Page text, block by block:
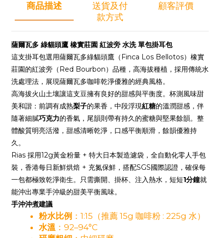
商品描述
送貨及付
款方式
顧客評價
薩爾瓦多 綠貓頭鷹 橡實莊園 紅波旁 水洗 單包掛耳包
這支掛耳包選用薩爾瓦多綠貓頭鷹（Finca Los Bellotos）橡實
莊園的紅波旁（Red Bourbon）品種，高海拔種植，採用傳統水
洗處理法，展現薩爾瓦多咖啡乾淨優雅的經典風格。
高海拔火山土壤讓這支豆擁有良好的甜感與平衡度。杯測風味甜
美和諧：前調有成熟梨子的果香，中段浮現紅糖的溫潤甜感，伴
隨著細膩巧克力的香氣，尾韻則帶有持久的蜜糖與堅果餘韻。整
體酸質明亮活潑，甜感清晰乾淨，口感平衡順滑，餘韻優雅持
久。
Rias 採用12g黃金粉量 + 特大日本製造濾袋，全自動化零人手包
裝，香港每日新鮮烘焙 + 充氮保鮮，搭配SGS國際認證，確保每
一包都極致乾淨衛生。只需撕開、掛杯、注入熱水，短短1分鐘就
能沖出專業手沖級的甜美平衡風味。
手沖沖煮建議
粉水比例 ：1:15（推薦 15g 咖啡粉 : 225g 水）
水溫 ：92–94°C